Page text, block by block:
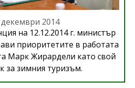
декември 2014
на 12.12.2014 г. министър
приоритетите в работата
Марк Жирардели като свой
за зимния туризъм.